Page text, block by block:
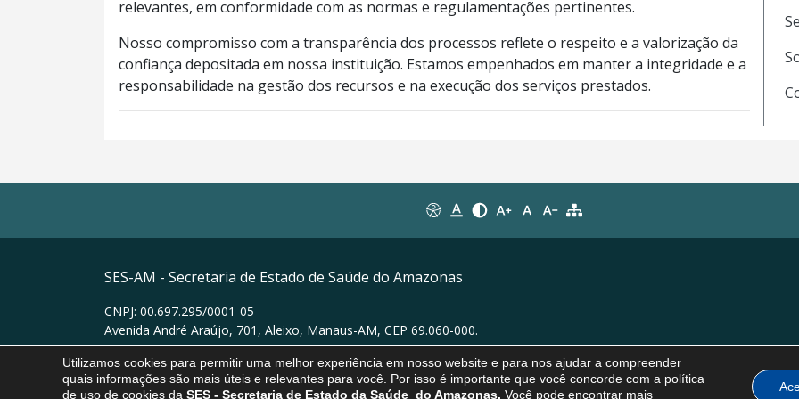
relevantes, em conformidade com as normas e regulamentações pertinentes.
Nosso compromisso com a transparência dos processos reflete o respeito e a valorização da
confiança depositada em nossa instituição. Estamos empenhados em manter a integridade e a
responsabilidade na gestão dos recursos e na execução dos serviços prestados.
SES-AM - Secretaria de Estado de Saúde do Amazonas
CNPJ: 00.697.295/0001-05
Avenida André Araújo, 701, Aleixo, Manaus-AM, CEP 69.060-000.
Ver no mapa
Utilizamos cookies para permitir uma melhor experiência em nosso website e para nos ajudar a compreender
quais informações são mais úteis e relevantes para você. Por isso é importante que você concorde com a política
de uso de cookies da SES - Secretaria de Estado da Saúde do Amazonas. Você pode encontrar mais